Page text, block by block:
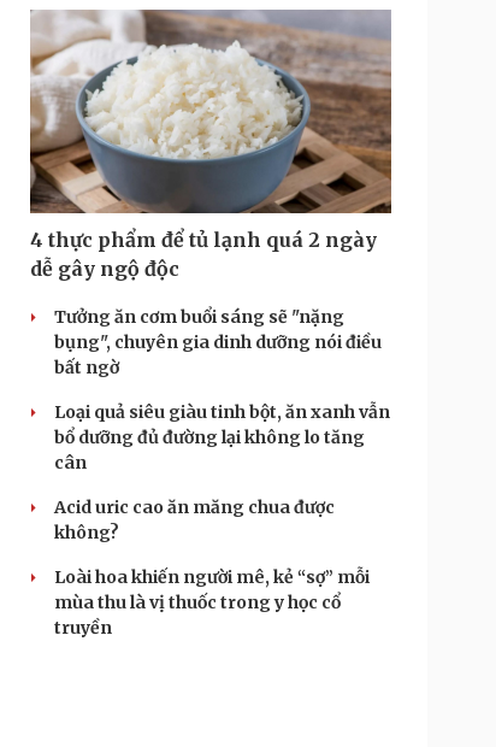
4 thực phẩm để tủ lạnh quá 2 ngày
dễ gây ngộ độc
Tưởng ăn cơm buổi sáng sẽ "nặng
bụng", chuyên gia dinh dưỡng nói điều
bất ngờ
Loại quả siêu giàu tinh bột, ăn xanh vẫn
bổ dưỡng đủ đường lại không lo tăng
cân
Acid uric cao ăn măng chua được
không?
Loài hoa khiến người mê, kẻ “sợ” mỗi
mùa thu là vị thuốc trong y học cổ
truyền